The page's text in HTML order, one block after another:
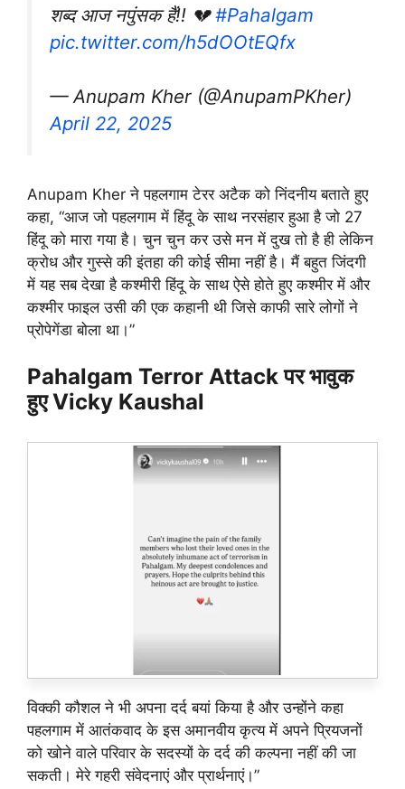
शब्द आज नपुंसक हैं!! 💔#Pahalgam
pic.twitter.com/h5dOOtEQfx
— Anupam Kher (@AnupamPKher)
April 22, 2025
Anupam Kher ने पहलगाम टेरर अटैक को निंदनीय बताते हुए
कहा, “आज जो पहलगाम में हिंदू के साथ नरसंहार हुआ है जो 27
हिंदू को मारा गया है। चुन चुन कर उसे मन में दुख तो है ही लेकिन
क्रोध और गुस्से की इंतहा की कोई सीमा नहीं है। मैं बहुत जिंदगी
में यह सब देखा है कश्मीरी हिंदू के साथ ऐसे होते हुए कश्मीर में और
कश्मीर फाइल उसी की एक कहानी थी जिसे काफी सारे लोगों ने
प्रोपेगेंडा बोला था।”
Pahalgam Terror Attack पर भावुक
हुए Vicky Kaushal
विक्की कौशल ने भी अपना दर्द बयां किया है और उन्होंने कहा
पहलगाम में आतंकवाद के इस अमानवीय कृत्य में अपने प्रियजनों
को खोने वाले परिवार के सदस्यों के दर्द की कल्पना नहीं की जा
सकती। मेरे गहरी संवेदनाएं और प्रार्थनाएं।”